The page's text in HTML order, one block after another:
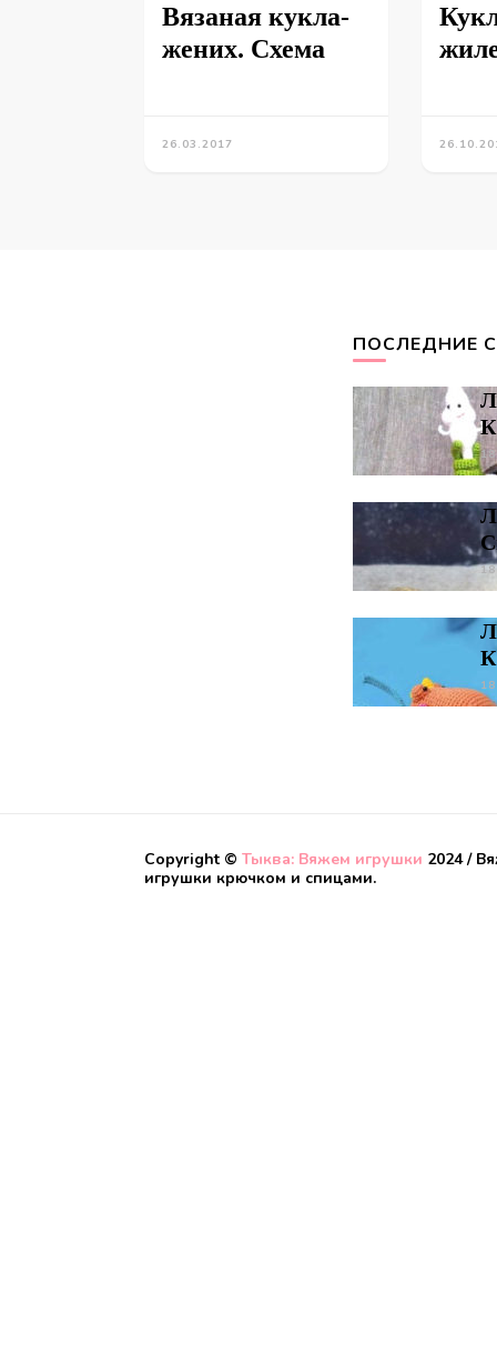
Вязаная кукла-
жених. Схема
26.03.2017
ПОСЛЕДНИЕ
Copyright © Тыква: Вяжем игрушки 2024 /
игрушки крючком и спицами.